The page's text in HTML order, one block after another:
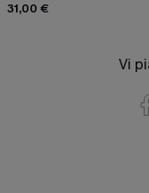
31,00 €
Vi